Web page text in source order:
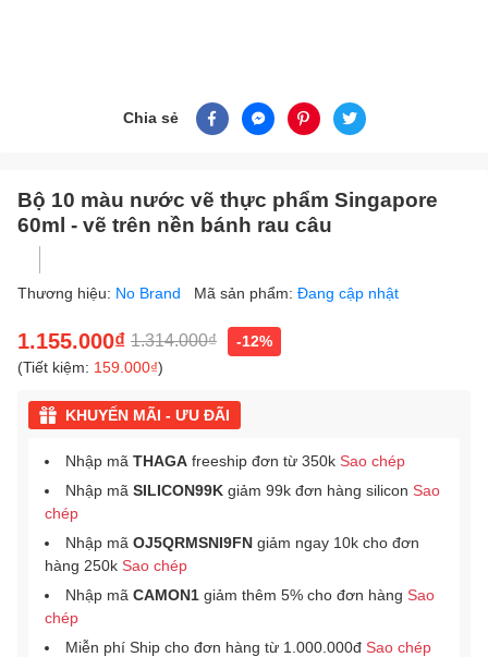
Chia sẻ
Bộ 10 màu nước vẽ thực phẩm Singapore
60ml - vẽ trên nền bánh rau câu
Thương hiệu: No Brand Mã sản phẩm: Đang cập nhật
1.155.000₫ 1.314.000₫
-12%
(Tiết kiệm: 159.000₫)
KHUYẾN MÃI - ƯU ĐÃI
Nhập mã THAGA freeship đơn từ 350k Sao chép
Nhập mã SILICON99K giảm 99k đơn hàng silicon Sao
chép
Nhập mã OJ5QRMSNI9FN giảm ngay 10k cho đơn
hàng 250k Sao chép
Nhập mã CAMON1 giảm thêm 5% cho đơn hàng Sao
chép
Miễn phí Ship cho đơn hàng từ 1.000.000đ Sao chép